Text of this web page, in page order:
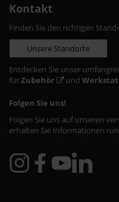
Kontakt
Finden Sie den richtigen
Unsere Standorte
Entdecken Sie unser
fürZubehör und
Folgen Sie uns!
Folgen Sie uns auf unseren
erhalten Sie Informationen